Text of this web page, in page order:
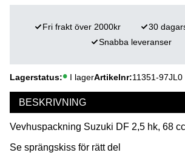
Lagerstatus I lagerArtikelnr 11351-97JL0
Fri frakt över 2000kr
30
Snabba leveranser
BESKRIVNING
Vevhuspackning Suzuki DF 2,5 hk, 68
Se sprängskiss för rätt del